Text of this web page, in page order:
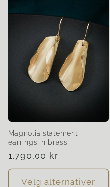
Magnolia statement
earrings in brass
Vanlig
pris
1.790,00 kr
Velg alternativer